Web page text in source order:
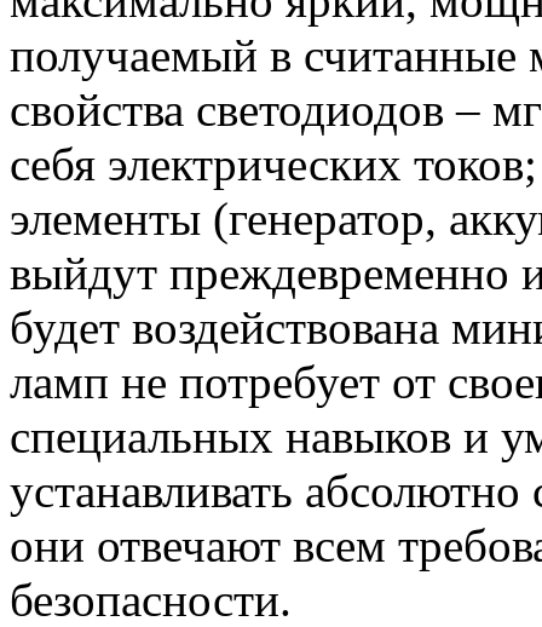
получаемый в считанные
свойства светодиодов –
себя электрических
элементы (генератор,
выйдут преждевременно
будет воздействована
ламп не потребует от
специальных навыков и
устанавливать
они отвечают всем
безопасности.